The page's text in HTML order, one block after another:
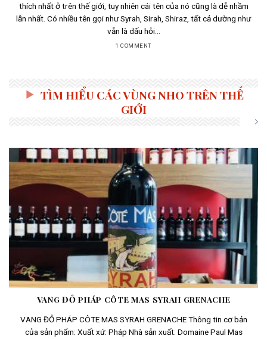
thích nhất ở trên thế giới, tuy nhiên cái tên của nó cũng là dễ nhầm
lẫn nhất. Có nhiều tên gọi như Syrah, Sirah, Shiraz, tất cả dường như
vẫn là dấu hỏi...
1 COMMENT
TÌM HIỂU CÁC VÙNG NHO TRÊN THẾ
GIỚI
VANG ĐỎ PHÁP CÔTE MAS SYRAH GRENACHE
VANG ĐỎ PHÁP CÔTE MAS SYRAH GRENACHE Thông tin cơ bản
của sản phẩm: Xuất xứ: Pháp Nhà sản xuất: Domaine Paul Mas